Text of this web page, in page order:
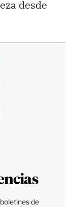
desde
de